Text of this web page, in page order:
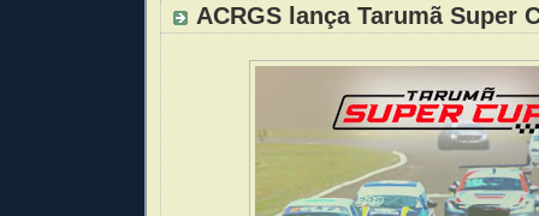
ACRGS lança Tarumã Super